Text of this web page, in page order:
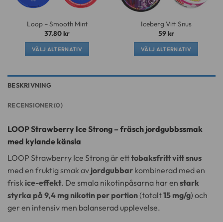
väljas
produktsidan
väljas
produktsidan
Loop – Smooth Mint
37.80kr
VÄLJ ALTERNATIV
flera
olika
alternativen
väljas
på
produktsidan
Iceberg Vitt Snus
59kr
VÄLJ ALTERNATIV
olika
kan
på
produktsidan
BESKRIVNING
RECENSIONER (0)
LOOP Strawberry Ice Strong – fräsch jordgubbssmak
med kylande känsla
LOOP Strawberry Ice Strong är etttobaksfritt vitt snus
med en fruktig smak av jordgubbar kombinerad med en
frisk ice-effekt. De smala nikotinpåsarna har en stark
styrka på 9,4 mg nikotin per portion(totalt15 mg/g) och
ger en intensiv men balanserad upplevelse.